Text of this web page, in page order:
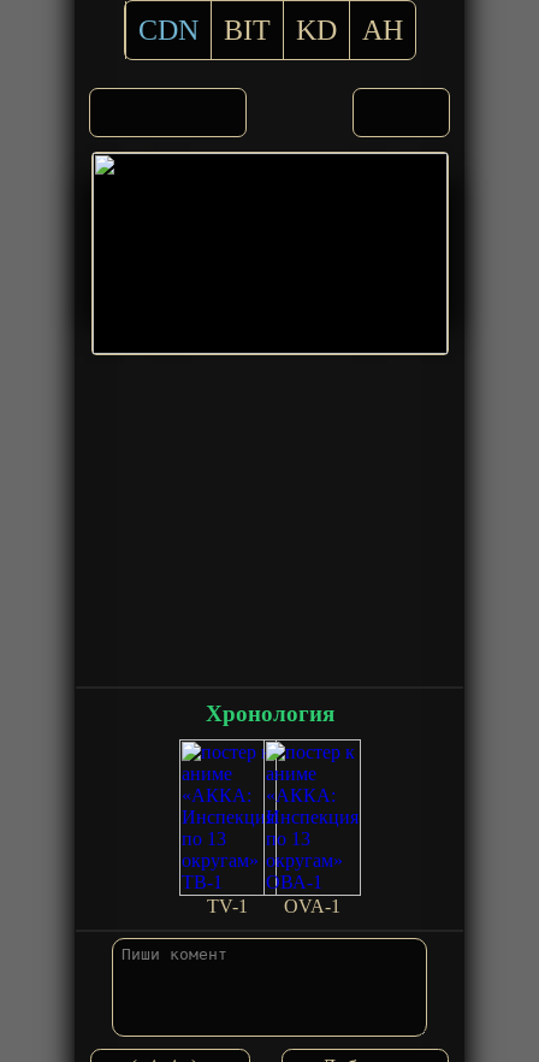
CDN
BIT KD AH
Хронология
TV-1 OVA-1